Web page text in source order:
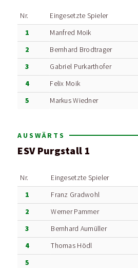
Nr. Eingesetzte Spieler
1 Manfred Moik
2 Bernhard Brodtrager
3 Gabriel Purkarthofer
4 Felix Moik
5 Markus Wiedner
AUSWÄRTS
ESV Purgstall 1
Nr. Eingesetzte Spieler
1 Franz Gradwohl
2 Werner Pammer
3 Bernhard Aumüller
4 Thomas Hödl
5